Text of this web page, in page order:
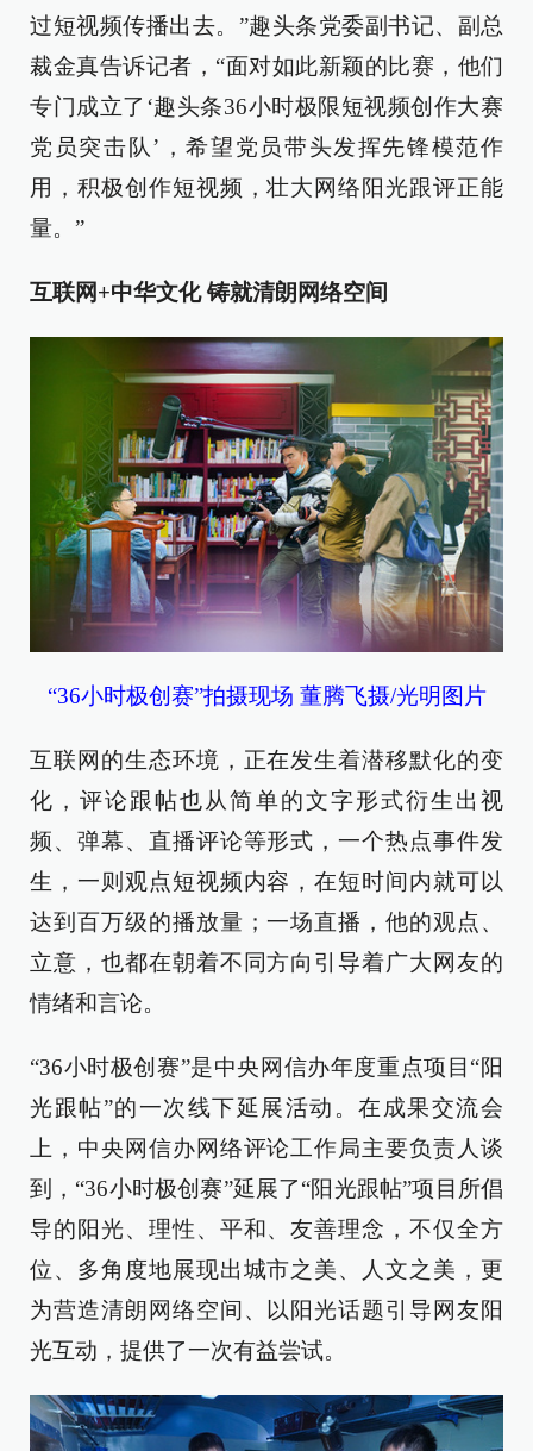
过短视频传播出去。”趣头条党委副书记、副总
裁金真告诉记者，“面对如此新颖的比赛，他们
专门成立了‘趣头条36小时极限短视频创作大赛
党员突击队’，希望党员带头发挥先锋模范作
用，积极创作短视频，壮大网络阳光跟评正能
量。”
互联网+中华文化 铸就清朗网络空间
“36小时极创赛”拍摄现场 董腾飞摄/光明图片
互联网的生态环境，正在发生着潜移默化的变
化，评论跟帖也从简单的文字形式衍生出视
频、弹幕、直播评论等形式，一个热点事件发
生，一则观点短视频内容，在短时间内就可以
达到百万级的播放量；一场直播，他的观点、
立意，也都在朝着不同方向引导着广大网友的
情绪和言论。
“36小时极创赛”是中央网信办年度重点项目“阳
光跟帖”的一次线下延展活动。在成果交流会
上，中央网信办网络评论工作局主要负责人谈
到，“36小时极创赛”延展了“阳光跟帖”项目所倡
导的阳光、理性、平和、友善理念，不仅全方
位、多角度地展现出城市之美、人文之美，更
为营造清朗网络空间、以阳光话题引导网友阳
光互动，提供了一次有益尝试。